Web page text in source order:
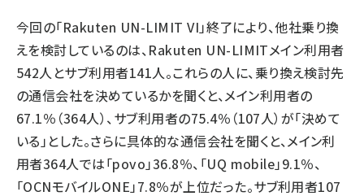
今回の「Rakuten UN-LIMIT VI」終了により、他社乗り換
えを検討しているのは、Rakuten UN-LIMITメイン利用者
542人とサブ利用者141人。これらの人に、乗り換え検討先
の通信会社を決めているかを聞くと、メイン利用者の
67.1％（364人）、サブ利用者の75.4％（107人）が「決めて
いる」とした。さらに具体的な通信会社を聞くと、メイン利
用者364人では「povo」36.8％、「UQ mobile」9.1％、
「OCNモバイルONE」7.8％が上位だった。サブ利用者107